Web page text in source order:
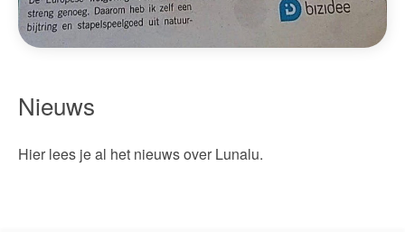
Nieuws
Hier lees je al het nieuws over Lunalu.